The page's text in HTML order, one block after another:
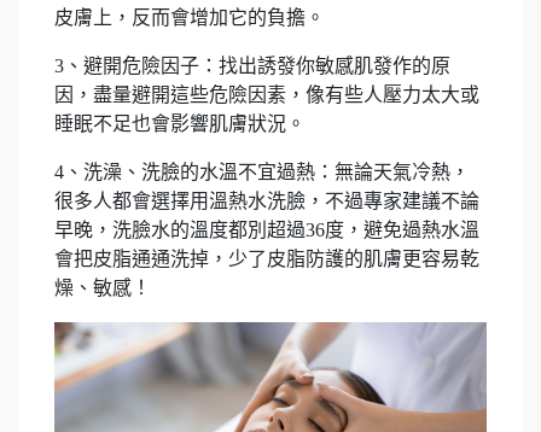
皮膚上，反而會增加它的負擔。
3、避開危險因子：找出誘發你敏感肌發作的原
因，盡量避開這些危險因素，像有些人壓力太大或
睡眠不足也會影響肌膚狀況。
4、洗澡、洗臉的水溫不宜過熱：無論天氣冷熱，
很多人都會選擇用溫熱水洗臉，不過專家建議不論
早晚，洗臉水的溫度都別超過36度，避免過熱水溫
會把皮脂通通洗掉，少了皮脂防護的肌膚更容易乾
燥、敏感！